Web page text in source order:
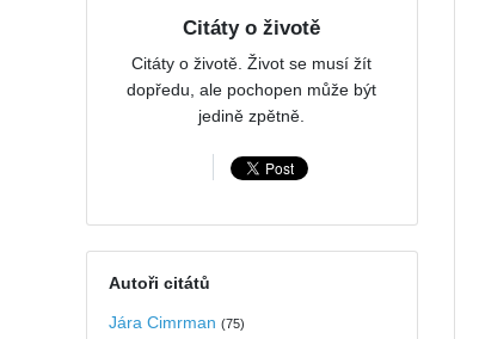
Citáty o životě
Citáty o životě. Život se musí žít
dopředu, ale pochopen může být
jedině zpětně.
Autoři citátů
Jára Cimrman (75)